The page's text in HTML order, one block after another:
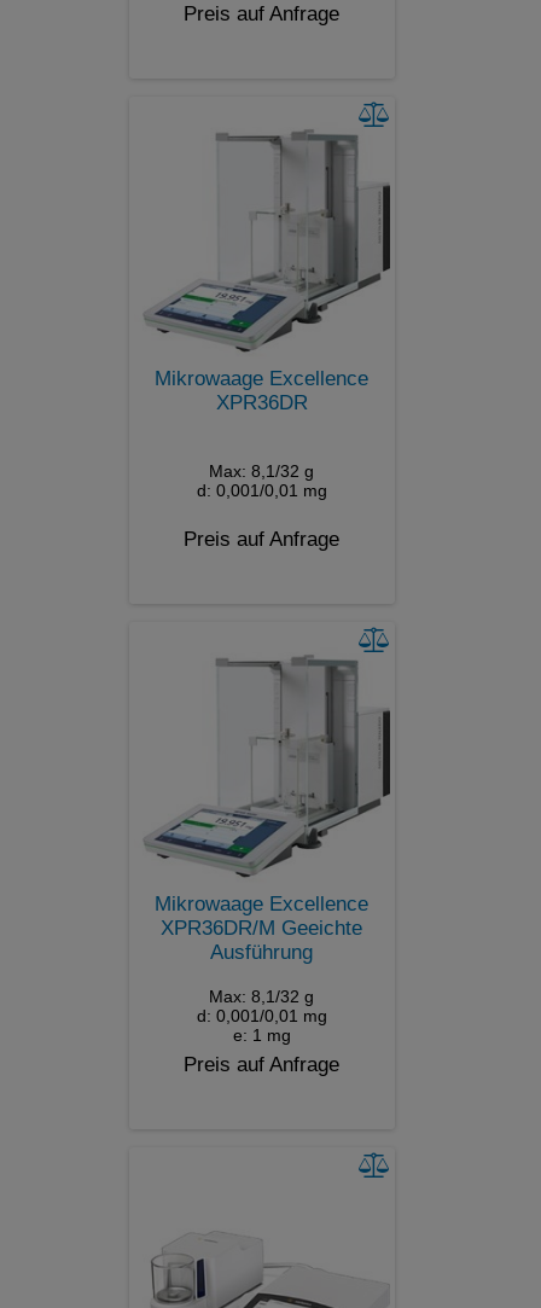
Preis auf Anfrage
Mikrowaage Excellence
XPR36DR
Max: 8,1/32 g
d: 0,001/0,01 mg
Preis auf Anfrage
Mikrowaage Excellence
XPR36DR/M Geeichte
Ausführung
Max: 8,1/32 g
d: 0,001/0,01 mg
e: 1 mg
Preis auf Anfrage